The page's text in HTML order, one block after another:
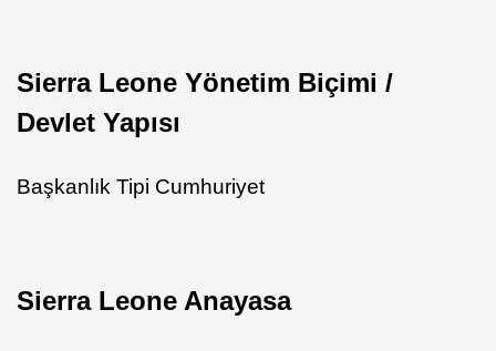
Sierra Leone Yönetim Biçimi /
Devlet Yapısı
Başkanlık Tipi Cumhuriyet
Sierra Leone Anayasa